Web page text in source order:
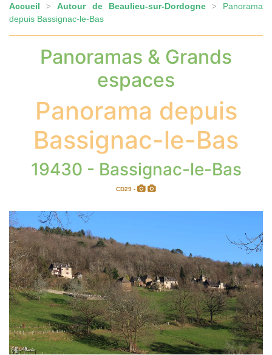
Accueil >Autour de Beaulieu-sur-Dordogne> Panorama
depuis Bassignac-le-Bas
Panoramas & Grands
espaces
Panorama depuis
Bassignac-le-Bas
19430 - Bassignac-le-Bas
CD29 -